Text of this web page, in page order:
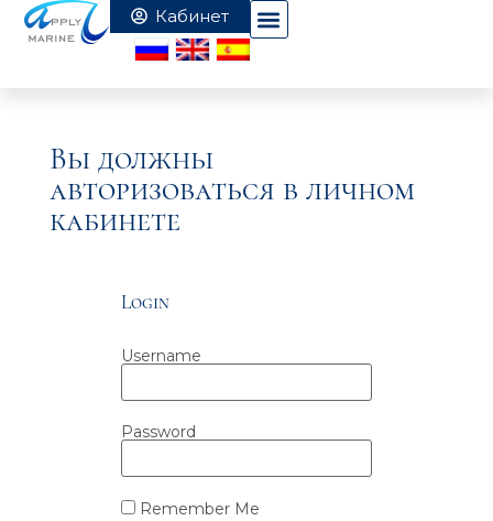
Вы должны
авторизоваться в личном
кабинете
Login
Username
Password
Remember Me